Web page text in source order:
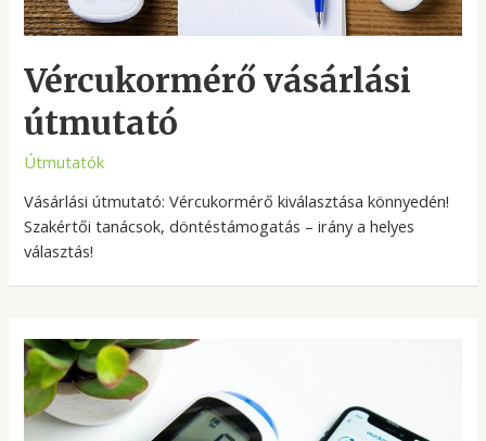
Vércukormérő vásárlási
útmutató
Útmutatók
Vásárlási útmutató: Vércukormérő kiválasztása könnyedén!
Szakértői tanácsok, döntéstámogatás – irány a helyes
választás!